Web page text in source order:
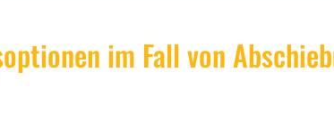
im Fall von